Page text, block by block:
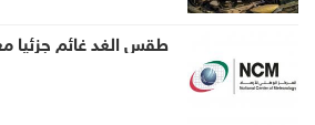
طقس الغد غائم جزئيا